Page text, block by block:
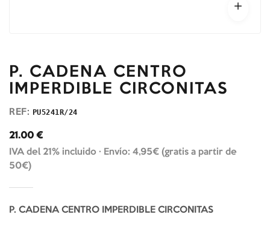
P. CADENA CENTRO
IMPERDIBLE CIRCONITAS
REF: PU5241R/24
21.00 €
IVA del 21% incluido · Envío: 4,95€ (gratis a partir de
50€)
P. CADENA CENTRO IMPERDIBLE CIRCONITAS